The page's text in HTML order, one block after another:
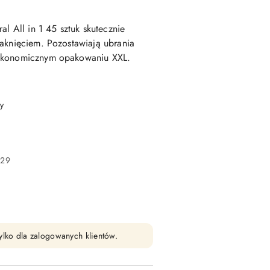
All in 1 45 sztuk skutecznie
Pozostawiają ubrania
opakowaniu XXL.
dla zalogowanych klientów.